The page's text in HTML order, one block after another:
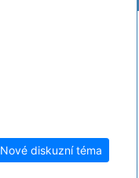
Nové diskuzní téma